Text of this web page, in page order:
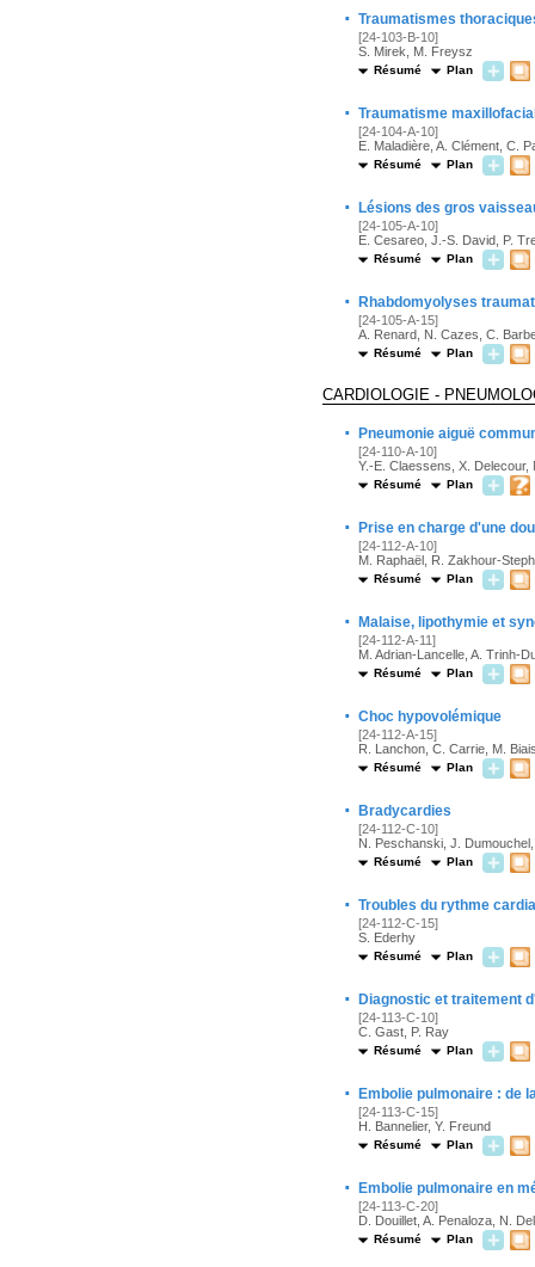
· Traumatismes
[24-103-B-10]
S. Mirek, M. Freysz
Résumé Plan
· Traumatisme
[24-104-A-10]
E. Maladière, A. Clément, C.
Résumé Plan
· Lésions des gros
[24-105-A-10]
E. Cesareo, J.-S. David, P.
Résumé Plan
· Rhabdomyolyses
[24-105-A-15]
A. Renard, N. Cazes, C.
Résumé Plan
CARDIOLOGIE -
· Pneumonie aiguë
[24-110-A-10]
Y.-E. Claessens, X. Delecour,
Résumé Plan
· Prise en charge d'une
[24-112-A-10]
M. Raphaël, R. Zakhour-
Résumé Plan
· Malaise, lipothymie et
[24-112-A-11]
M. Adrian-Lancelle, A. Trinh-
Résumé Plan
· Choc hypovolémique
[24-112-A-15]
R. Lanchon, C. Carrie, M.
Résumé Plan
· Bradycardies
[24-112-C-10]
N. Peschanski, J.
Résumé Plan
· Troubles du rythme
[24-112-C-15]
S. Ederhy
Résumé Plan
· Diagnostic et traitement
[24-113-C-10]
C. Gast, P. Ray
Résumé Plan
· Embolie pulmonaire : de
[24-113-C-15]
H. Bannelier, Y. Freund
Résumé Plan
· Embolie pulmonaire en
[24-113-C-20]
D. Douillet, A. Penaloza, N.
Résumé Plan